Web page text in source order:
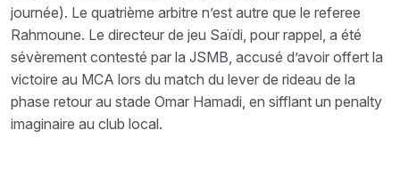
journée). Le quatrième arbitre n’est autre que le referee
Rahmoune. Le directeur de jeu Saïdi, pour rappel, a été
sévèrement contesté par la JSMB, accusé d’avoir offert la
victoire au MCA lors du match du lever de rideau de la
phase retour au stade Omar Hamadi, en sifflant un penalty
imaginaire au club local.